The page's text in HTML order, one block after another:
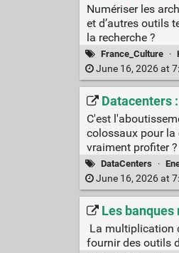
Numériser les
et d’autres outils
la recherche ?
France_Culture ·
June 16, 2026 at
Datacenters
C'est
colossaux pour la
vraiment profiter ?
DataCenters ·
June 16, 2026 at
Les banques
La multiplication
fournir des outils